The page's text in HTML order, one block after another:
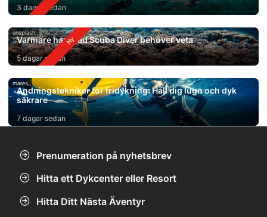
3 dagar sedan
unsplash
Varmare hav: Vad Scuba Diver behöver veta
5 dagar sedan
mares
Andningstekniker för fridykning: Håll dig lugn och dyk
säkrare
7 dagar sedan
Prenumeration på nyhetsbrev
Hitta ett Dykcenter eller Resort
Hitta Ditt Nästa Äventyr